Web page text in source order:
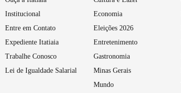
Institucional
Entre em Contato
Expediente Itatiaia
Trabalhe Conosco
Lei de Igualdade Salarial
Economia
Eleições 2026
Entretenimento
Gastronomia
Minas Gerais
Mundo